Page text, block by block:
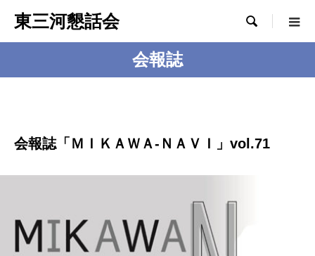
東三河懇話会 
会報誌
会報誌「ＭＩＫＡＷＡ-ＮＡＶＩ」vol.71